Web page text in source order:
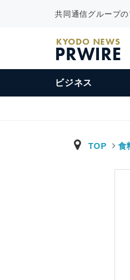
共同通信グループ
KYODO NEWS
PRWIRE
ビジネス
TOP 食